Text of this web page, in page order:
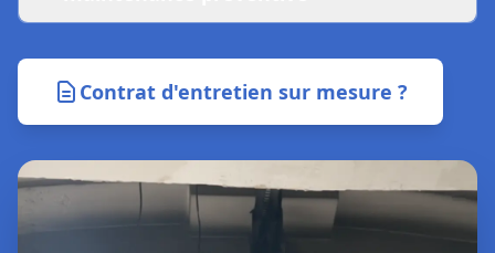
Contrat d'entretien sur mesure ?